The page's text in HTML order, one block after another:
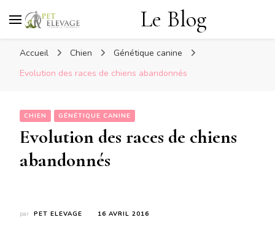
Le Blog
Accueil Chien
Génétique canine
Evolution des races de chiens abandonnés
CHIEN GÉNÉTIQUE CANINE
Evolution des races de chiens
abandonnés
par PET ELEVAGE 16 AVRIL 2016